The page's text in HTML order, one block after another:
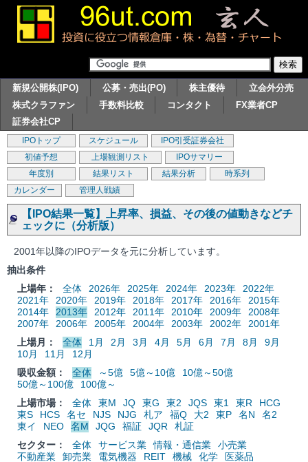
新規公開株(IPO) 公募・売出(PO) 株主優待
立会外分売
株式クラファン
手数料比較 コンタクト
FX業者CP
証券会社CP
IPOトップ スケジュール
IPO引受証券会社
初値予想
上場観測リスト
IPOサマリー
年度別
結果リスト 結果分析
時系列
カレンダー
管理人戦績
【IPO結果一覧】上昇率、損益、その後の値動きなどチ
ェックに（分析版）
2001年以降のIPOデータを元に分析しています。
抽出条件
上場年：
全体 2026年 2025年 2024年 2023年
2022年
2021年
2020年 2019年 2018年 2017年 2016年
2015年
2014年
2013年 2012年 2011年 2010年 2009年
2008年
2007年
2006年 2005年 2004年 2003年 2002年
2001年
上場月：
全体 1月 2月 3月 4月 5月 6月 7月 8月
9月
10月
11月
12月
吸収金額：
全体 ～5億 5億～10億
10億～50億
50億～100億
100億～
上場市場：
全体 東M JQ 東G 東2 JQS 東1 東R
HCG
東S
HCS 名セ NJS NJG 札ア 福Q 大2 東P 名N
名2
東イ
NEO 名M JQG 福証 JQR
札証
セクター：
全体 サービス業 情報・通信業
小売業
不動産業
卸売業 電気機器 REIT 機械 化学
医薬品